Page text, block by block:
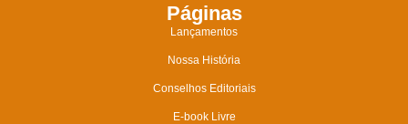
Páginas
Lançamentos
Nossa História
Conselhos Editoriais
E-book Livre